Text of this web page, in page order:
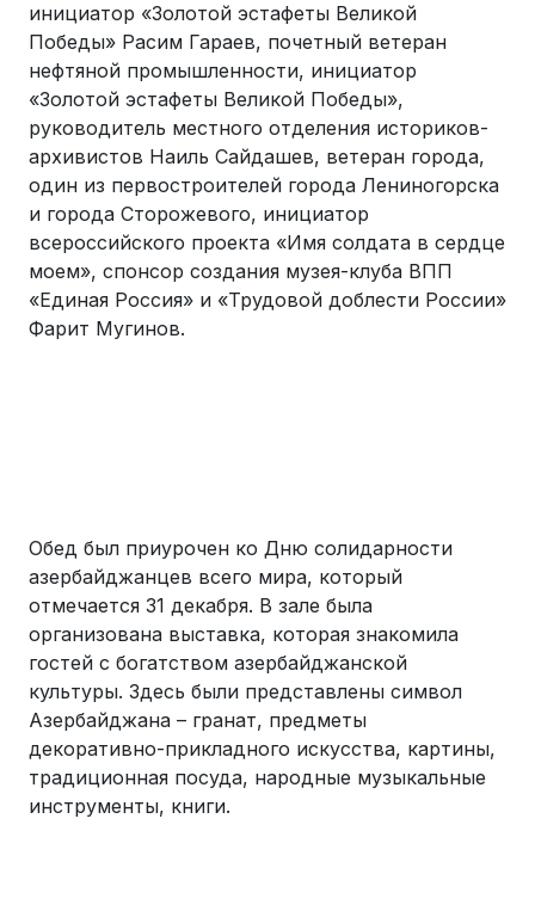
инициатор «Золотой эстафеты Великой
Победы» Расим Гараев, почетный ветеран
нефтяной промышленности, инициатор
«Золотой эстафеты Великой Победы»,
руководитель местного отделения историков-
архивистов Наиль Сайдашев, ветеран города,
один из первостроителей города Лениногорска
и города Сторожевого, инициатор
всероссийского проекта «Имя солдата в сердце
моем», спонсор создания музея-клуба ВПП
«Единая Россия» и «Трудовой доблести России»
Фарит Мугинов.
Обед был приурочен ко Дню солидарности
азербайджанцев всего мира, который
отмечается 31 декабря. В зале была
организована выставка, которая знакомила
гостей с богатством азербайджанской
культуры. Здесь были представлены символ
Азербайджана – гранат, предметы
декоративно-прикладного искусства, картины,
традиционная посуда, народные музыкальные
инструменты, книги.